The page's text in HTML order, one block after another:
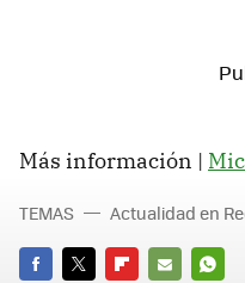
Más información |
TEMAS Actualidad en